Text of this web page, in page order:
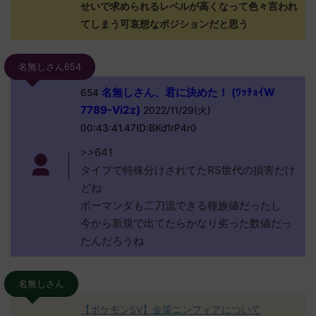
せいで求められるレベルが高くなって色々言われ
てしまう可哀想なポジションだと思う
名無しさん654
654 名無しさん、君に決めた！ (ﾜｯﾁｮｲW
7789-Vi2z) 2022/11/29(火)
00:43:41.47ID:BKd1rP4r0
>>641
タイプで特殊分けされてたRS世代の損害だけ
どね
ボーマンダも二刀流できる種族値だったし
今から新規で出てたらかなり劣った数値だっ
たんだろうね
名無しさん
【ポケモンSV】金策ニンフィアについて